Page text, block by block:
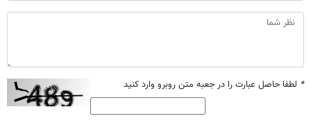
* لطفا حاصل عبارت را در جعبه متن روبرو وارد کنید